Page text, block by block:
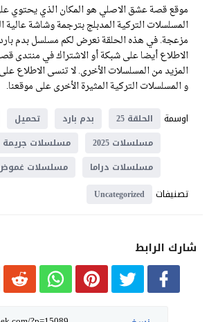
موقع قصة عشق الاصلي هو المكان الذي يحتوي
المسلسلات التركية المدبلج بترجمة وشاشة عالية
الاطلاع أيضا على شبكة أو الاشتراك في منتدى
المزيد من المسلسلات الأخرى. لا تنسى الاطلاع
و المسلسلات التركية المثيرة الأخرى على موقعنا.
اوسمة
الحلقة 25 بدم بارد تحميل
مسلسلات 2025
مسلسلات جريمة
مسلسلات دراما
مسلسلات
تصنيفات Uncategorized
شارك الرابط